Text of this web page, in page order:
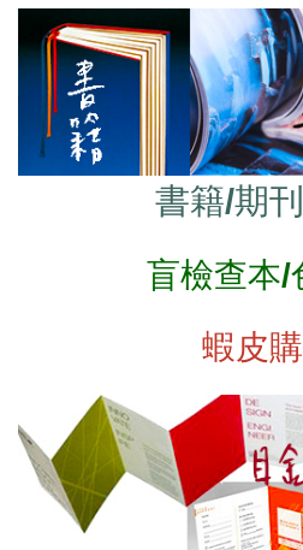
[優惠商品] 會計傳票封面/封底-中一
書籍/期
盲檢查本/
蝦皮